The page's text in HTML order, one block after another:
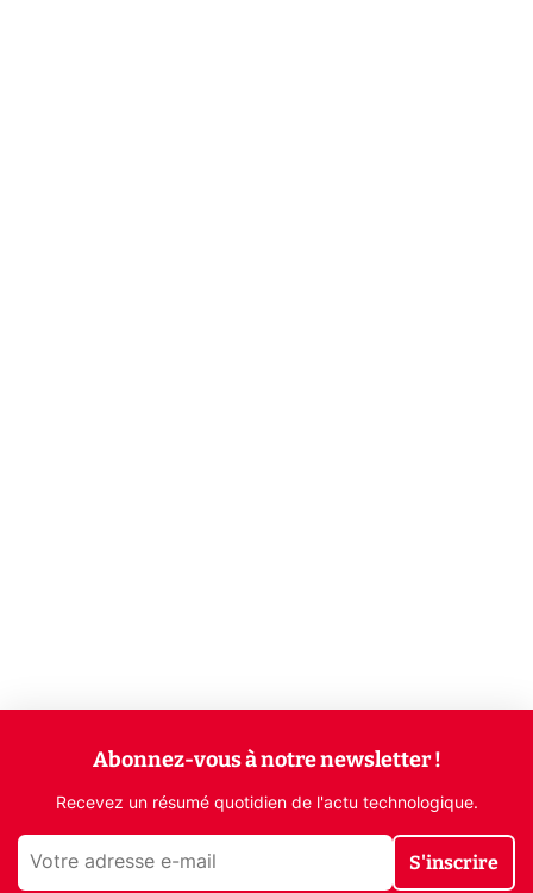
Abonnez-vous à notre newsletter !
Recevez un résumé quotidien de l'actu technologique.
S'inscrire